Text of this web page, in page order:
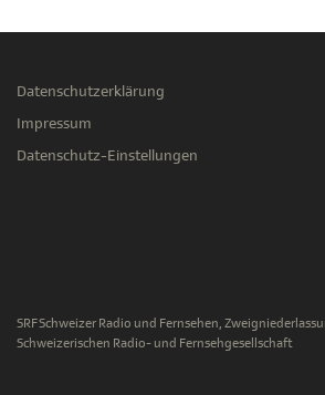
Datenschutzerklärung
Impressum
Datenschutz-Einstellungen
SRF Schweizer Radio und Fernsehen,
Schweizerischen Radio- und Fernsehgesellschaft